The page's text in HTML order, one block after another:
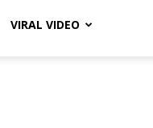
VIRAL VIDEO